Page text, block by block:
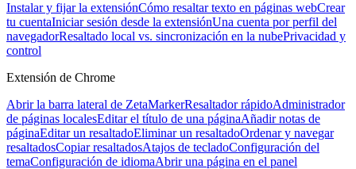
Instalar y fijar la extensiónCómo resaltar texto en páginas webCrear
tu cuentaIniciar sesión desde la extensiónUna cuenta por perfil del
navegadorResaltado local vs. sincronización en la nubePrivacidad y
control
Extensión de Chrome
Abrir la barra lateral de ZetaMarkerResaltador rápidoAdministrador
de páginas localesEditar el título de una páginaAñadir notas de
páginaEditar un resaltadoEliminar un resaltadoOrdenar y navegar
resaltadosCopiar resaltadosAtajos de tecladoConfiguración del
temaConfiguración de idiomaAbrir una página en el panel